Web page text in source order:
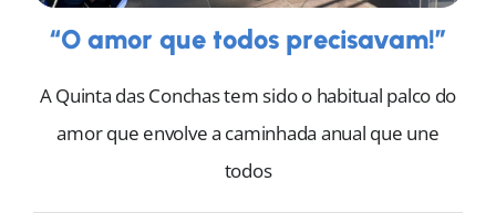
“O amor que todos precisavam!”
A Quinta das Conchas tem sido o habitual palco do
amor que envolve a caminhada anual que une
todos